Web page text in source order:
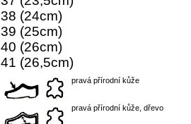
38 (24cm)
39 (25cm)
40 (26cm)
41 (26,5cm)
pravá přírodní kůže
pravá přírodní kůže, dřevo